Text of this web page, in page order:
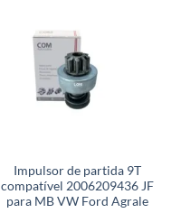
Impulsor de partida 9T
compatível 2006209436 JF
para MB VW Ford Agrale